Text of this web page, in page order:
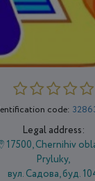
code:
Legal address:
17500, Chernihiv
Pryluky,
вул. Садова, буд.